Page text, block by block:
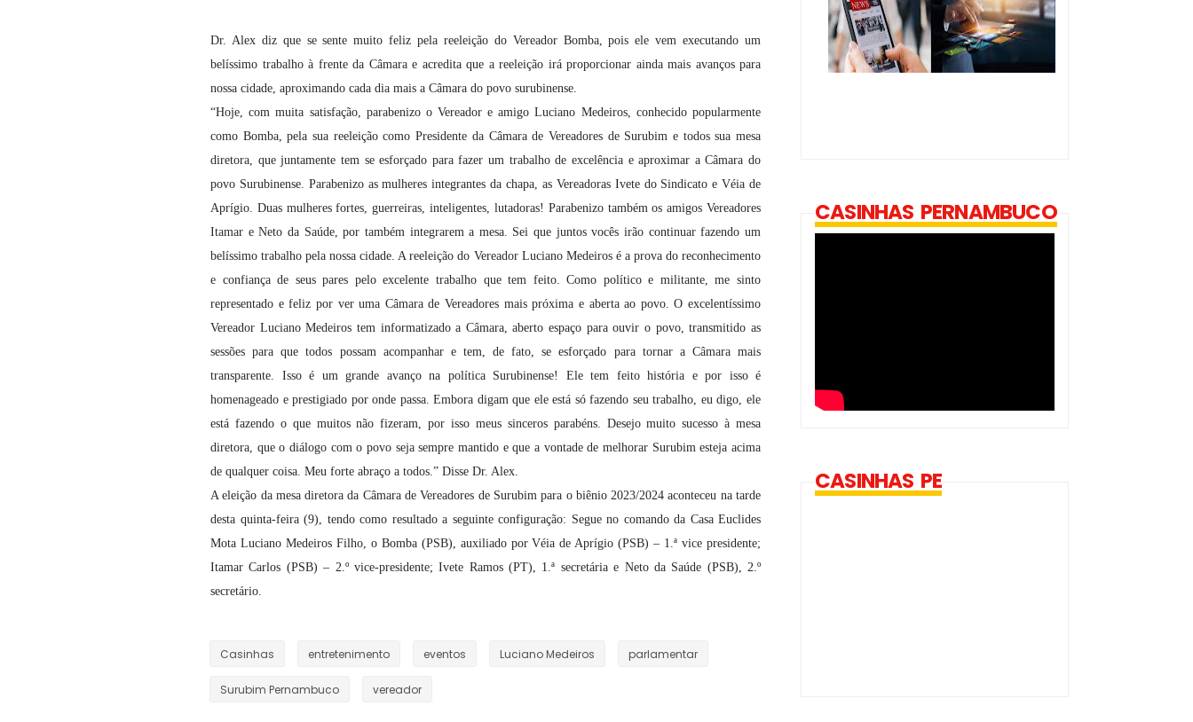
Dr. Alex diz que se sente muito feliz pela reeleição do Vereador Bomba, pois ele vem executando um
belíssimo trabalho à frente da Câmara e acredita que a reeleição irá proporcionar ainda mais avanços para
nossa cidade, aproximando cada dia mais a Câmara do povo surubinense.
“Hoje, com muita satisfação, parabenizo o Vereador e amigo Luciano Medeiros, conhecido popularmente
como Bomba, pela sua reeleição como Presidente da Câmara de Vereadores de Surubim e todos sua mesa
diretora, que juntamente tem se esforçado para fazer um trabalho de excelência e aproximar a Câmara do
povo Surubinense. Parabenizo as mulheres integrantes da chapa, as Vereadoras Ivete do Sindicato e Véia de
Aprígio. Duas mulheres fortes, guerreiras, inteligentes, lutadoras! Parabenizo também os amigos Vereadores
Itamar e Neto da Saúde, por também integrarem a mesa. Sei que juntos vocês irão continuar fazendo um
belíssimo trabalho pela nossa cidade. A reeleição do Vereador Luciano Medeiros é a prova do reconhecimento
e confiança de seus pares pelo excelente trabalho que tem feito. Como político e militante, me sinto
representado e feliz por ver uma Câmara de Vereadores mais próxima e aberta ao povo. O excelentíssimo
Vereador Luciano Medeiros tem informatizado a Câmara, aberto espaço para ouvir o povo, transmitido as
sessões para que todos possam acompanhar e tem, de fato, se esforçado para tornar a Câmara mais
transparente. Isso é um grande avanço na política Surubinense! Ele tem feito história e por isso é
homenageado e prestigiado por onde passa. Embora digam que ele está só fazendo seu trabalho, eu digo, ele
está fazendo o que muitos não fizeram, por isso meus sinceros parabéns. Desejo muito sucesso à mesa
diretora, que o diálogo com o povo seja sempre mantido e que a vontade de melhorar Surubim esteja acima
de qualquer coisa. Meu forte abraço a todos.” Disse Dr. Alex.
A eleição da mesa diretora da Câmara de Vereadores de Surubim para o biênio 2023/2024 aconteceu na tarde
desta quinta-feira (9), tendo como resultado a seguinte configuração: Segue no comando da Casa Euclides
Mota Luciano Medeiros Filho, o Bomba (PSB), auxiliado por Véia de Aprígio (PSB) – 1.ª vice presidente;
Itamar Carlos (PSB) – 2.º vice-presidente; Ivete Ramos (PT), 1.ª secretária e Neto da Saúde (PSB), 2.º
secretário.
Casinhas entretenimento eventos Luciano Medeiros parlamentar
Surubim Pernambuco vereador
CASINHAS PERNAMBUCO
CASINHAS PE